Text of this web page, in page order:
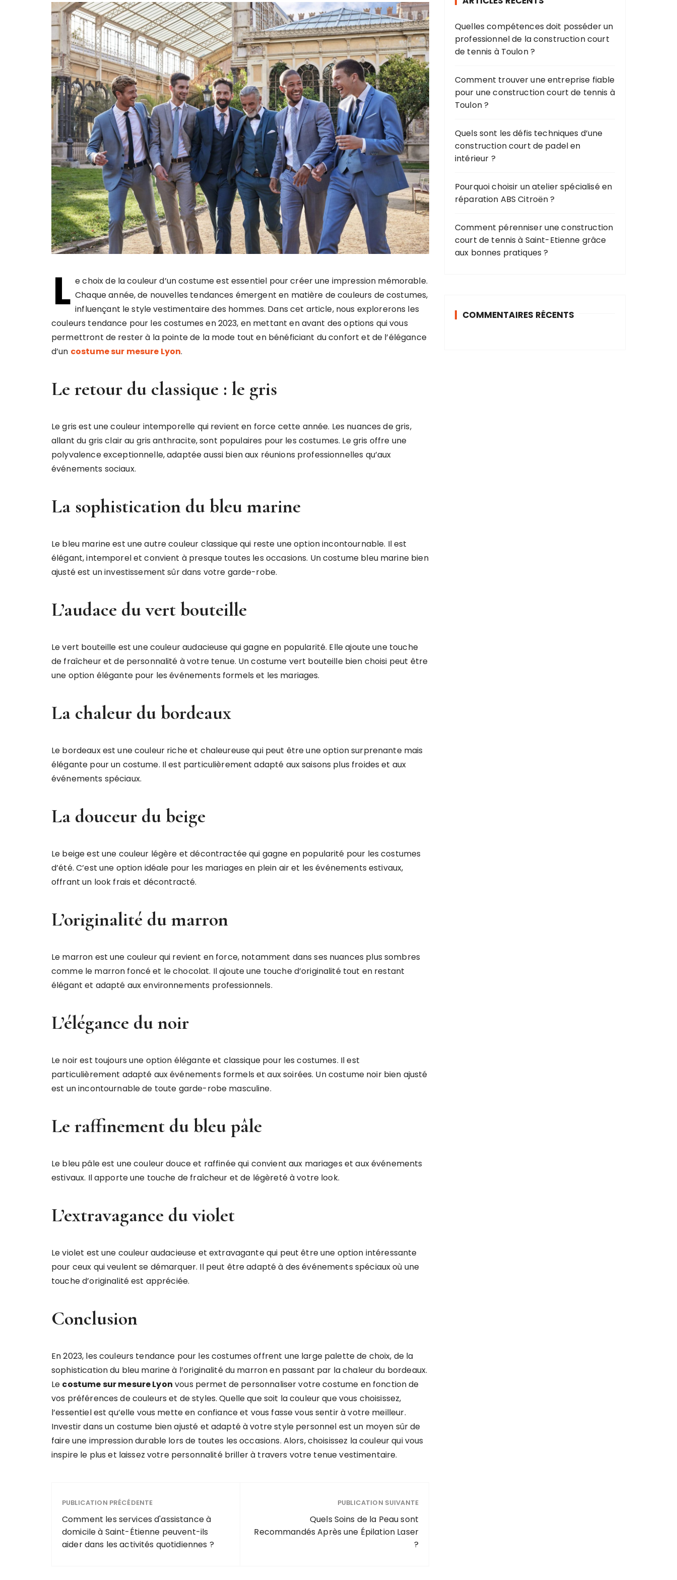
L e choix de la couleur d’un costume est essentiel pour créer une impression mémorable.
Chaque année, de nouvelles tendances émergent en matière de couleurs de costumes,
influençant le style vestimentaire des hommes. Dans cet article, nous explorerons les
couleurs tendance pour les costumes en 2023, en mettant en avant des options qui vous
permettront de rester à la pointe de la mode tout en bénéficiant du confort et de l’élégance
d’un costume sur mesure Lyon.
Le retour du classique : le gris
Le gris est une couleur intemporelle qui revient en force cette année. Les nuances de gris,
allant du gris clair au gris anthracite, sont populaires pour les costumes. Le gris offre une
polyvalence exceptionnelle, adaptée aussi bien aux réunions professionnelles qu’aux
événements sociaux.
La sophistication du bleu marine
Le bleu marine est une autre couleur classique qui reste une option incontournable. Il est
élégant, intemporel et convient à presque toutes les occasions. Un costume bleu marine bien
ajusté est un investissement sûr dans votre garde-robe.
L’audace du vert bouteille
Le vert bouteille est une couleur audacieuse qui gagne en popularité. Elle ajoute une touche
de fraîcheur et de personnalité à votre tenue. Un costume vert bouteille bien choisi peut être
une option élégante pour les événements formels et les mariages.
La chaleur du bordeaux
Le bordeaux est une couleur riche et chaleureuse qui peut être une option surprenante mais
élégante pour un costume. Il est particulièrement adapté aux saisons plus froides et aux
événements spéciaux.
La douceur du beige
Le beige est une couleur légère et décontractée qui gagne en popularité pour les costumes
d’été. C’est une option idéale pour les mariages en plein air et les événements estivaux,
offrant un look frais et décontracté.
L’originalité du marron
Le marron est une couleur qui revient en force, notamment dans ses nuances plus sombres
comme le marron foncé et le chocolat. Il ajoute une touche d’originalité tout en restant
élégant et adapté aux environnements professionnels.
L’élégance du noir
Le noir est toujours une option élégante et classique pour les costumes. Il est
particulièrement adapté aux événements formels et aux soirées. Un costume noir bien ajusté
est un incontournable de toute garde-robe masculine.
Le raffinement du bleu pâle
Le bleu pâle est une couleur douce et raffinée qui convient aux mariages et aux événements
estivaux. Il apporte une touche de fraîcheur et de légèreté à votre look.
L’extravagance du violet
Le violet est une couleur audacieuse et extravagante qui peut être une option intéressante
pour ceux qui veulent se démarquer. Il peut être adapté à des événements spéciaux où une
touche d’originalité est appréciée.
Conclusion
En 2023, les couleurs tendance pour les costumes offrent une large palette de choix, de la
sophistication du bleu marine à l’originalité du marron en passant par la chaleur du bordeaux.
Le costume sur mesure Lyon vous permet de personnaliser votre costume en fonction de
vos préférences de couleurs et de styles. Quelle que soit la couleur que vous choisissez,
l’essentiel est qu’elle vous mette en confiance et vous fasse vous sentir à votre meilleur.
Investir dans un costume bien ajusté et adapté à votre style personnel est un moyen sûr de
faire une impression durable lors de toutes les occasions. Alors, choisissez la couleur qui vous
inspire le plus et laissez votre personnalité briller à travers votre tenue vestimentaire.
PUBLICATION PRÉCÉDENTE
Comment les services d'assistance à
domicile à Saint-Étienne peuvent-ils
aider dans les activités quotidiennes ?
PUBLICATION SUIVANTE
Quels Soins de la Peau sont
Recommandés Après une Épilation Laser
?
e
p
o
r
:
Quelles compétences doit posséder un
professionnel de la construction court
de tennis à Toulon ?
Comment trouver une entreprise fiable
pour une construction court de tennis à
Toulon ?
Quels sont les défis techniques d’une
construction court de padel en
intérieur ?
Pourquoi choisir un atelier spécialisé en
réparation ABS Citroën ?
Comment pérenniser une construction
court de tennis à Saint-Etienne grâce
aux bonnes pratiques ?
COMMENTAIRES RÉCENTS